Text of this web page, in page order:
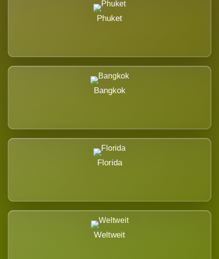
Phuket
Bangkok
Florida
Weltweit